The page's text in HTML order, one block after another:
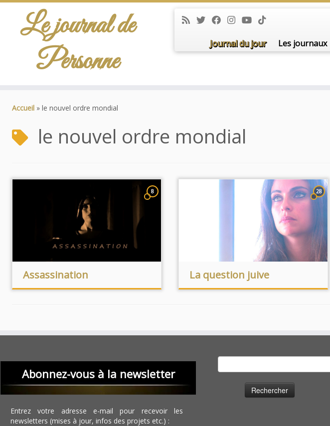
Le journal de
Personne
Journal du jour Les journaux
Accueil » le nouvel ordre mondial
le nouvel ordre mondial
8
Assassination
28
La question juive
Abonnez-vous à la newsletter
Entrez votre adresse e-mail pour recevoir les
newsletters (mises à jour, infos des projets etc.) :